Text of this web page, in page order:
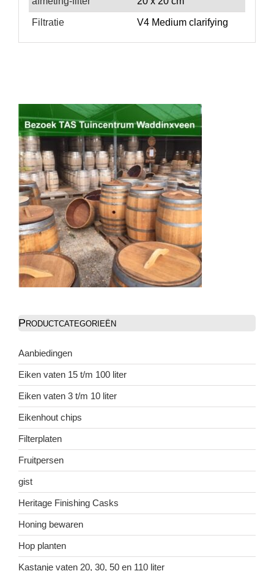
Filtratie V4 Medium clarifying
Productcategorieën
Aanbiedingen
Eiken vaten 15 t/m 100 liter
Eiken vaten 3 t/m 10 liter
Eikenhout chips
Filterplaten
Fruitpersen
gist
Heritage Finishing Casks
Honing bewaren
Hop planten
Kastanje vaten 20, 30, 50 en 110 liter